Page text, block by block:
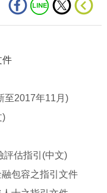
件
至2017年11月)
)
評估指引(中文)
包容之指引文件